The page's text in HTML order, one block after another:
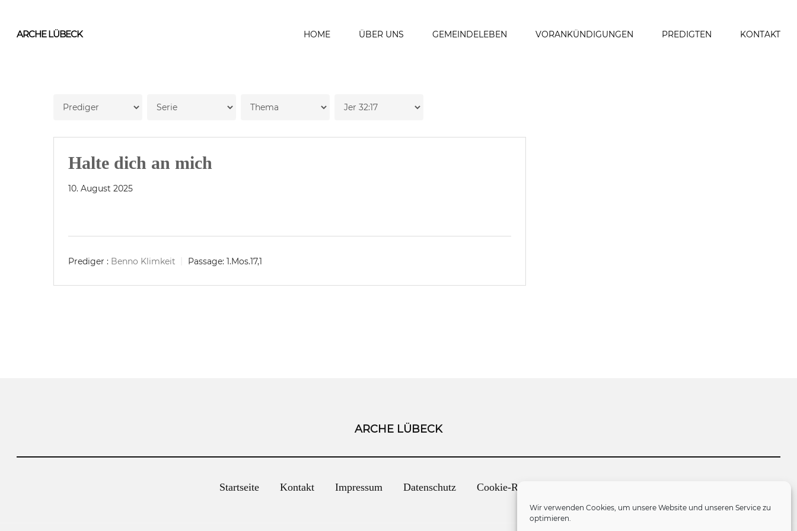
Wir verwenden Cookies, um unsere Website und unseren Service zu
optimieren.
ARCHE LÜBECK HOME ÜBER UNS GEMEINDELEBEN VORANKÜNDIGUNGEN PREDIGTEN KONTAKT
Halte dich an mich
10. August 2025
Prediger : Benno Klimkeit Passage: 1.Mos.17,1
ARCHE LÜBECK
Startseite Kontakt Impressum Datenschutz Cookie-Richtlinie (EU)